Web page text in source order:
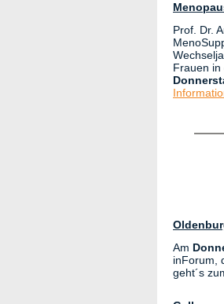
Prof. Dr.
Frauen in
Am
inForum,
geht´s